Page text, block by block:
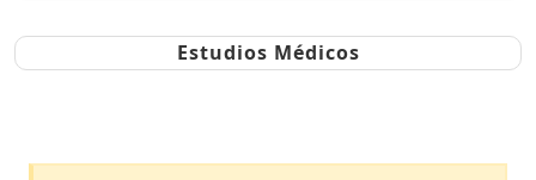
Estudios Médicos